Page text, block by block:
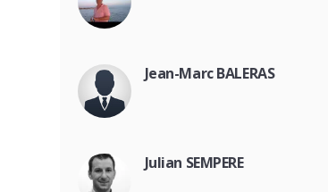
Jean-Marc BALERAS
Julian SEMPERE